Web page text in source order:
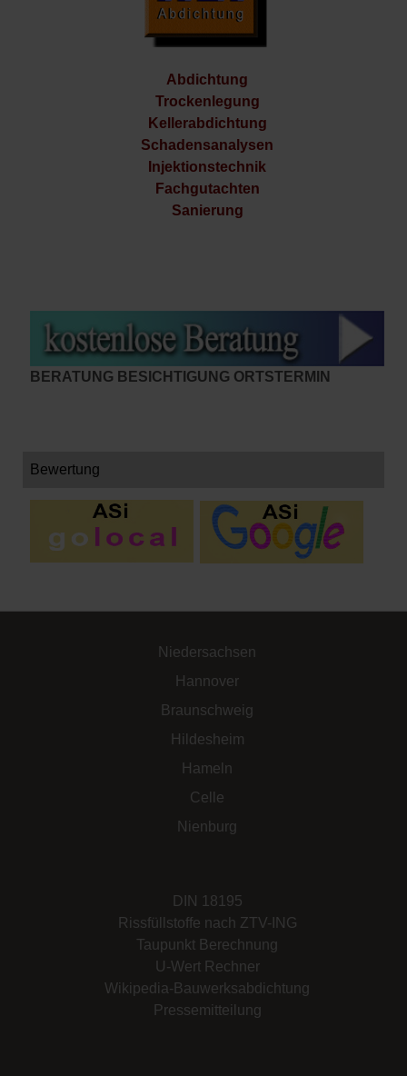
Abdichtung
Trockenlegung
Kellerabdichtung
Schadensanalysen
Injektionstechnik
Fachgutachten
Sanierung
BERATUNG BESICHTIGUNG ORTSTERMIN
Bewertung
Niedersachsen
Hannover
Braunschweig
Hildesheim
Hameln
Celle
Nienburg
DIN 18195
Rissfüllstoffe nach ZTV-ING
Taupunkt Berechnung
U-Wert Rechner
Wikipedia-Bauwerksabdichtung
Pressemitteilung